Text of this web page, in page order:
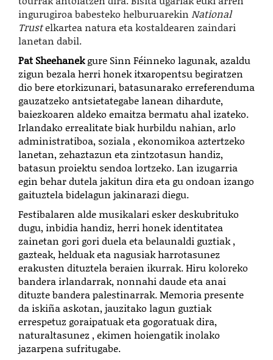
ingurugiroa babesteko helburuarekin National
Trustelkartea natura eta kostaldearen zaindari
lanetan dabil.
Pat Sheehanekgure Sinn Féinneko lagunak, azaldu
zigun bezala herri honek itxaropentsu begiratzen
dio bere etorkizunari, batasunarako erreferenduma
gauzatzeko antsietategabe lanean dihardute,
baiezkoaren aldeko emaitza bermatu ahal izateko.
Irlandako errealitate biak hurbildu nahian, arlo
administratiboa, soziala , ekonomikoa aztertzeko
lanetan, zehaztazun eta zintzotasun handiz,
batasun proiektu sendoa lortzeko. Lan izugarria
egin behar dutela jakitun dira eta gu ondoan izango
gaituztela bidelagun jakinarazi diegu.
Festibalaren alde musikalari esker deskubrituko
dugu, inbidia handiz, herri honek identitatea
zainetan gori gori duela eta belaunaldi guztiak ,
gazteak, helduak eta nagusiak harrotasunez
erakusten dituztela beraien ikurrak. Hiru koloreko
bandera irlandarrak, nonnahi daude eta anai
dituzte bandera palestinarrak. Memoria presente
da iskiña askotan, jauzitako lagun guztiak
errespetuz goraipatuak eta gogoratuak dira,
naturaltasunez , ekimen hoiengatik inolako
jazarpena sufritugabe.